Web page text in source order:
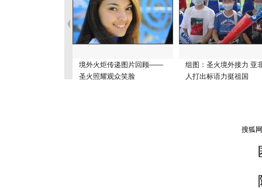
境外火炬传递图片回顾——
圣火照耀观众笑脸
组图：圣火境外接力 亚
人打出标语力挺祖国